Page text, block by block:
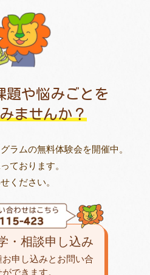
題や悩みごとを
ませんか？
ラムの無料体験会を開催中。
ております。
ください。
・相談申し込み
お申し込みとお問い合
ができます。